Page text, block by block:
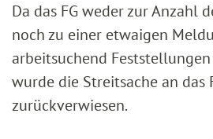
Da das FG weder zur Anzahl
noch zu einer etwaigen
arbeitsuchend
wurde die Streitsache an das
zurückverwiesen.